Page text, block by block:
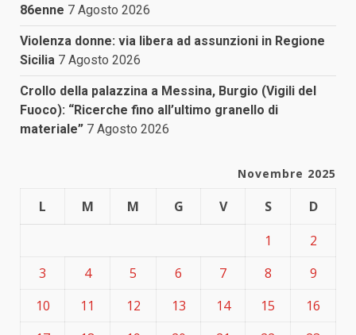
86enne 7 Agosto 2026
Violenza donne: via libera ad assunzioni in Regione
Sicilia 7 Agosto 2026
Crollo della palazzina a Messina, Burgio (Vigili del
Fuoco): “Ricerche fino all’ultimo granello di
materiale” 7 Agosto 2026
Novembre 2025
L M M G V S
D
1
2
3
4 5 6 7 8
9
10
11 12 13 14 15
16